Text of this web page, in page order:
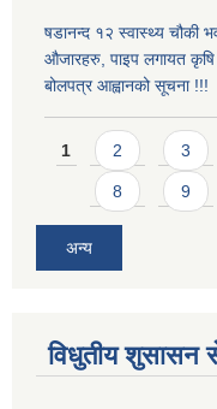
षडानन्द १२ स्वास्थ्य चौकी
औजारहरु, पाइप लगायत कृषि
बोलपत्र आह्वानको सूचना !!!
Pages
1 2 3
8 9
अन्य
विधुतीय शुसासन